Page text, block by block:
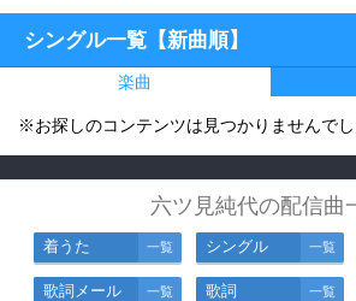
シングル一覧【新曲順】
楽曲
※お探しのコンテンツは見つかりませんでし
六ツ見純代の配信曲
着うた 一覧 シングル 一覧
歌詞メール 一覧 歌詞 一覧